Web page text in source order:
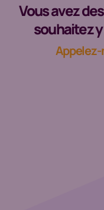
Vous avez
souhaitez